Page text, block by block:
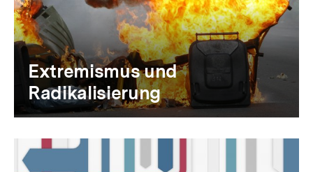
Extremismus und
Radikalisierung